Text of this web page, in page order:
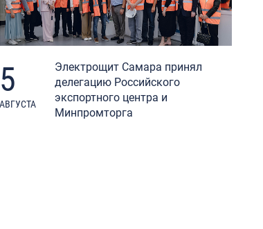
5
АВГУСТА
Электрощит Самара принял
делегацию Российского
экспортного центра и
Минпромторга